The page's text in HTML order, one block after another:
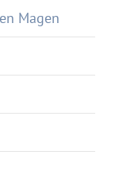
Magen